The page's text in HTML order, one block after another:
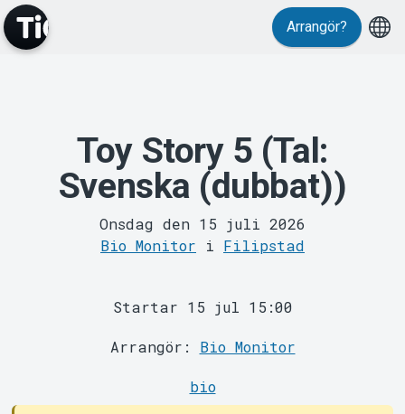
MyTickster
Support
Arrangör?
Toy Story 5 (Tal:
Svenska (dubbat))
Onsdag den 15 juli 2026
Bio Monitor i Filipstad
Startar 15 jul 15:00
Arrangör: Bio Monitor
bio